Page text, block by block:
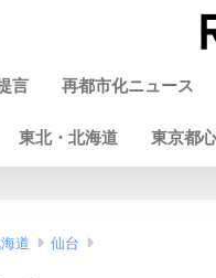
言 再都市化ニュース
東北・北海道 東京都心
道 仙台